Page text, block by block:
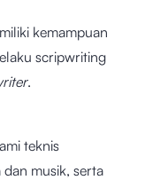
kemampuan
scripwriting
.
teknis
musik, serta